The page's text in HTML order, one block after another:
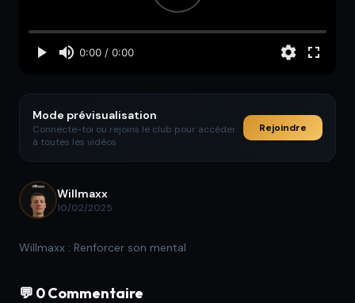
Mode prévisualisation
Connecte-toi ou rejoins le club pour accéder
à toutes les vidéos
Rejoindre
Willmaxx
10/02/2025
Willmaxx : Renforcer son mental
💬 0 Commentaire